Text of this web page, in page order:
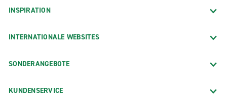
INSPIRATION
INTERNATIONALE WEBSITES
SONDERANGEBOTE
KUNDENSERVICE